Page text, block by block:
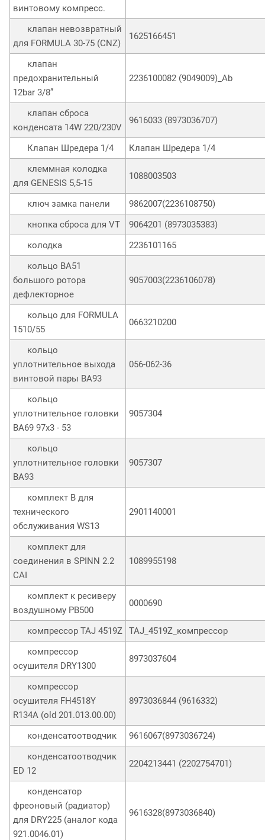
винтовому компресс.
клапан невозвратный
для FORMULA 30-75 (CNZ)
1625166451
клапан
предохранительный
12bar 3/8”
2236100082 (9049009)_Ab
клапан сброса
конденсата 14W 220/230V
9616033 (8973036707)
Клапан Шредера 1/4
Клапан Шредера 1/4
клеммная колодка
для GENESIS 5,5-15
1088003503
ключ замка панели
9862007(2236108750)
кнопка сброса для VT
9064201 (8973035383)
колодка
2236101165
кольцо ВА51
большого ротора
дефлекторное
9057003(2236106078)
кольцо для FORMULA
1510/55
0663210200
кольцо
уплотнительное выхода
винтовой пары BA93
056-062-36
кольцо
уплотнительное головки
ВА69 97х3 - 53
9057304
кольцо
уплотнительное головки
ВА93
9057307
комплект B для
технического
обслуживания WS13
2901140001
комплект для
соединения в SPINN 2.2
CAI
1089955198
комплект к ресиверу
воздушному РВ500
0000690
компрессор TAJ 4519Z
TAJ_4519Z_компрессор
компрессор
осушителя DRY1300
8973037604
компрессор
осушителя FH4518Y
R134A (old 201.013.00.00)
8973036844 (9616332)
конденсатоотводчик
9616067(8973036724)
конденсатоотводчик
ED 12
2204213441 (2202754701)
конденсатор
фреоновый (радиатор)
для DRY225 (аналог кода
921.0046.01)
9616328(8973036840)